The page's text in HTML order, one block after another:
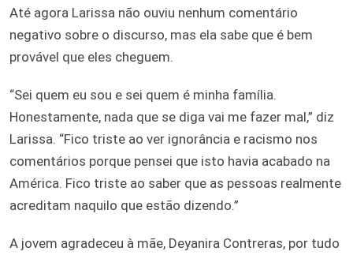
Até agora Larissa não ouviu nenhum comentário
negativo sobre o discurso, mas ela sabe que é bem
provável que eles cheguem.
“Sei quem eu sou e sei quem é minha família.
Honestamente, nada que se diga vai me fazer mal,” diz
Larissa. “Fico triste ao ver ignorância e racismo nos
comentários porque pensei que isto havia acabado na
América. Fico triste ao saber que as pessoas realmente
acreditam naquilo que estão dizendo.”
A jovem agradeceu à mãe, Deyanira Contreras, por tudo